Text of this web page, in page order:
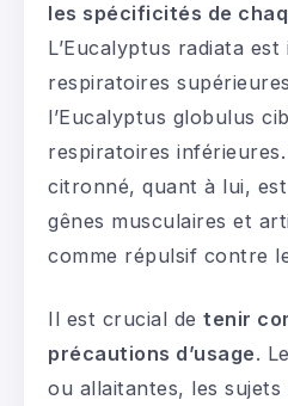
les spécificités de
L’Eucalyptus radiata
respiratoires
l’Eucalyptus globulus
respiratoires inférieures.
citronné, quant à lui,
gênes musculaires et
comme répulsif contre
Il est crucial de tenir
précautions d’usage.
ou allaitantes, les sujets